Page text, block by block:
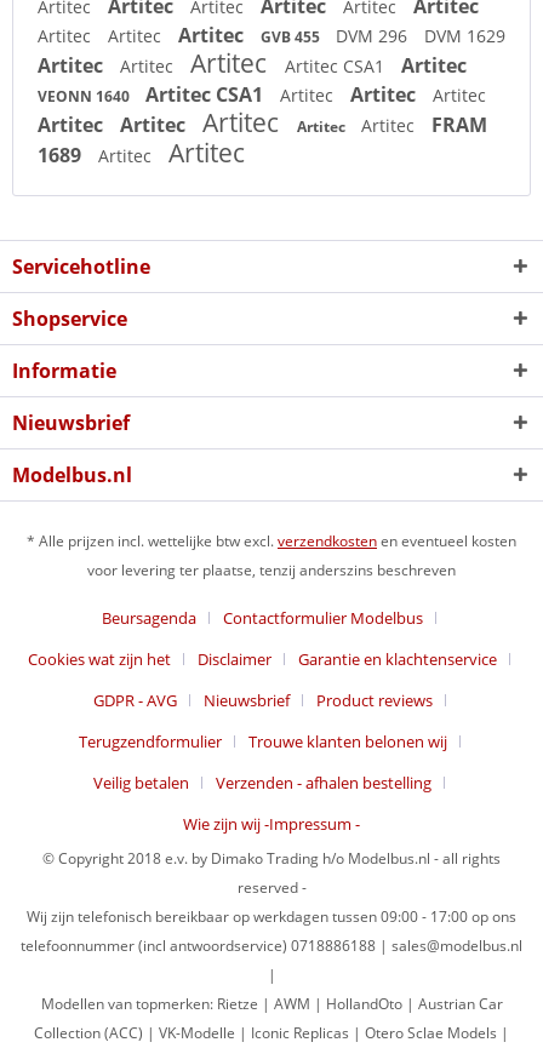
Artitec Artitec Artitec Artitec Artitec Artitec
Artitec Artitec Artitec GVB 455 DVM 296 DVM 1629
Artitec Artitec Artitec Artitec CSA1 Artitec
VEONN 1640 Artitec CSA1 Artitec Artitec Artitec
Artitec Artitec Artitec Artitec Artitec
FRAM
1689
Artitec Artitec
Servicehotline
Shopservice
Informatie
Nieuwsbrief
Modelbus.nl
* Alle prijzen incl. wettelijke btw excl.verzendkostenen eventueel kosten
voor levering ter plaatse, tenzij anderszins beschreven
Beursagenda
Contactformulier Modelbus
Cookies wat zijn het
Disclaimer
Garantie en klachtenservice
GDPR - AVG
Nieuwsbrief
Product reviews
Terugzendformulier
Trouwe klanten belonen wij
Veilig betalen
Verzenden - afhalen bestelling
Wie zijn wij -Impressum -
© Copyright 2018 e.v. by Dimako Trading h/o Modelbus.nl - all rights
reserved -
Wij zijn telefonisch bereikbaar op werkdagen tussen 09:00 - 17:00 op ons
telefoonnummer (incl antwoordservice) 0718886188 | sales@modelbus.nl
|
Modellen van topmerken: Rietze | AWM | HollandOto | Austrian Car
Collection (ACC) | VK-Modelle | Iconic Replicas | Otero Sclae Models |